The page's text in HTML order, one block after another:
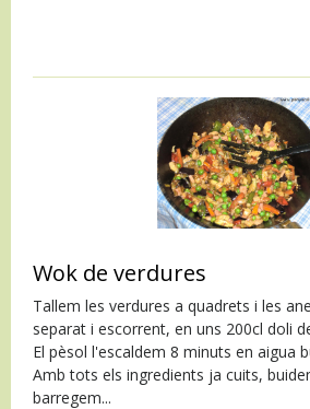
Wok de verdures
Tallem les verdures a quadrets i les
separat i escorrent, en uns 200cl doli
El pèsol l'escaldem 8 minuts en aigua
Amb tots els ingredients ja cuits,
barregem...